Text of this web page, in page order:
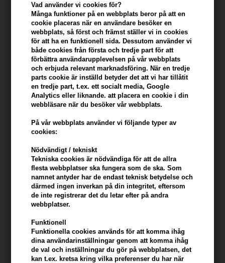
Vad använder vi cookies för?
Många funktioner på en webbplats beror på att en
cookie placeras när en användare besöker en
webbplats, så först och främst ställer vi in ​​cookies
för att ha en funktionell sida. Dessutom använder vi
både cookies från första och tredje part för att
förbättra användarupplevelsen på vår webbplats
och erbjuda relevant marknadsföring. När en tredje
parts cookie är inställd betyder det att vi har tillåtit
en tredje part, t.ex. ett socialt media, Google
Analytics eller liknande. att placera en cookie i din
webbläsare när du besöker vår webbplats.
På vår webbplats använder vi följande typer av
cookies:
Nödvändigt / tekniskt
Tekniska cookies är nödvändiga för att de allra
flesta webbplatser ska fungera som de ska. Som
namnet antyder har de endast teknisk betydelse och
därmed ingen inverkan på din integritet, eftersom
de inte registrerar det du letar efter på andra
webbplatser.
Funktionell
Funktionella cookies används för att komma ihåg
dina användarinställningar genom att komma ihåg
de val och inställningar du gör på webbplatsen, det
kan t.ex. kretsa kring vilka preferenser du har när
Du tjänar 7 Bonuskronor på köp av denna artikel -
konto
KÖP FÖR YTTERLIGARE 499,00 SEK OCH FÅ FRI FRAKT 499 SEK
Beskrivning Recensioner Tillverkare
Paul Mitchell Tea Tree Special Body Barär en mild tvål som kan
användas både för rakning och kroppen.
Egenskaper
Tea Tree Special Body Bar från Paul Mitchell är det bästa sättet att
rengöra och fräscha upp huden. Tvålen rengör effektivt huden på
djupet och lämnar huden fräsch och vårdad. Tvålen har ett innehåll
av persiljeflingor som försiktigt exfolierar huden.
Använd Paul Mitchell Tea Tree Special Body Bar så här
Kropp: Massera tvålen över hela kroppen.
Innehåll: 150g